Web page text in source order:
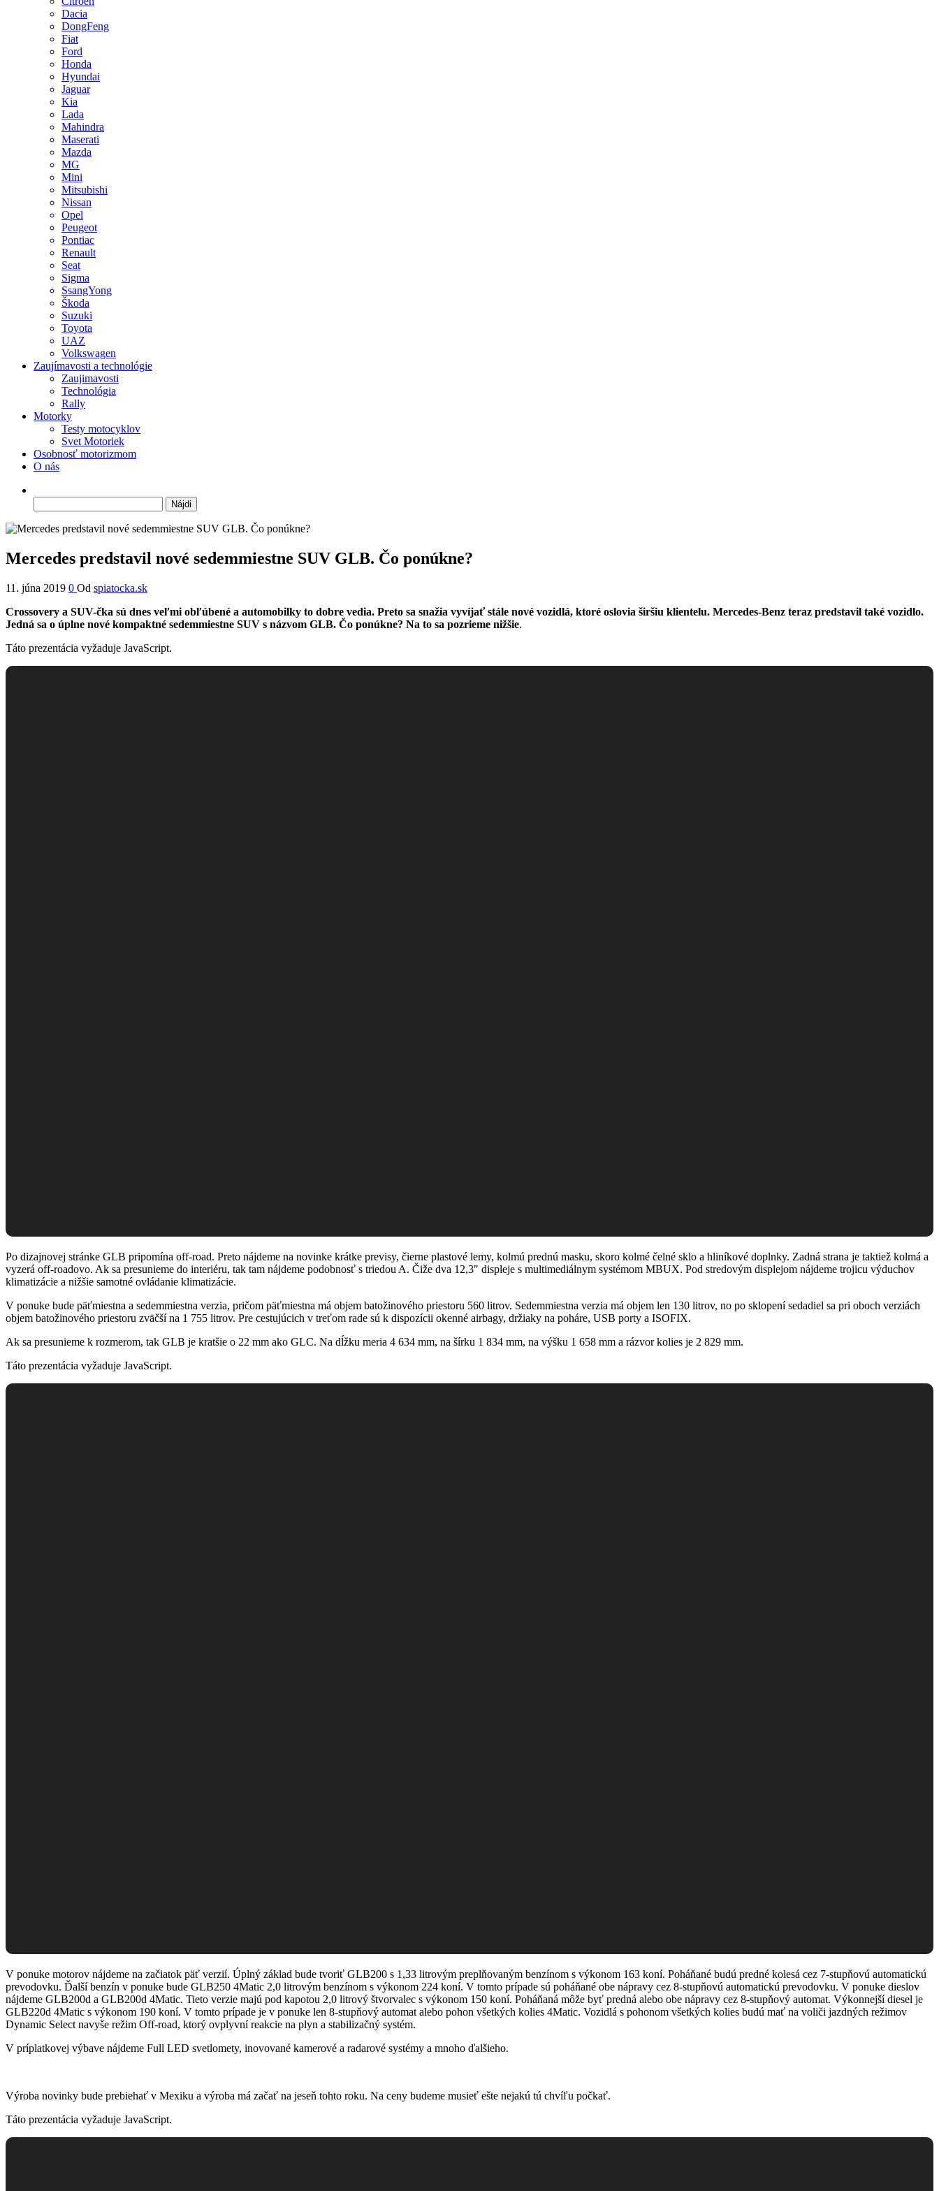
Dacia
DongFeng
Fiat
Ford
Honda
Hyundai
Jaguar
Kia
Lada
Mahindra
Maserati
Mazda
MG
Mini
Mitsubishi
Nissan
Opel
Peugeot
Pontiac
Renault
Seat
Sigma
SsangYong
Škoda
Suzuki
Toyota
UAZ
Volkswagen
Zaujímavosti a technológie
Zaujimavosti
Technológia
Rally
Motorky
Testy motocyklov
Svet Motoriek
Osobnosť motorizmom
O nás
Mercedes predstavil nové sedemmiestne SUV GLB. Čo ponúkne?
11. júna 2019 0 Od spiatocka.sk
Crossovery a SUV-čka sú dnes veľmi obľúbené a automobilky to dobre vedia. Preto sa snažia vyvíjať stále nové vozidlá, ktoré oslovia širšiu klientelu. Mercedes-Benz teraz predstavil také vozidlo.
Jedná sa o úplne nové kompaktné sedemmiestne SUV s názvom GLB. Čo ponúkne? Na to sa pozrieme nižšie.
Táto prezentácia vyžaduje JavaScript.
Po dizajnovej stránke GLB pripomína off-road. Preto nájdeme na novinke krátke previsy, čierne plastové lemy, kolmú prednú masku, skoro kolmé čelné sklo a hliníkové doplnky. Zadná strana je taktiež kolmá a
vyzerá off-roadovo. Ak sa presunieme do interiéru, tak tam nájdeme podobnosť s triedou A. Čiže dva 12,3″ displeje s multimediálnym systémom MBUX. Pod stredovým displejom nájdeme trojicu výduchov
klimatizácie a nižšie samotné ovládanie klimatizácie.
V ponuke bude päťmiestna a sedemmiestna verzia, pričom päťmiestna má objem batožinového priestoru 560 litrov. Sedemmiestna verzia má objem len 130 litrov, no po sklopení sedadiel sa pri oboch verziách
objem batožinového priestoru zväčší na 1 755 litrov. Pre cestujúcich v treťom rade sú k dispozícii okenné airbagy, držiaky na poháre, USB porty a ISOFIX.
Ak sa presunieme k rozmerom, tak GLB je kratšie o 22 mm ako GLC. Na dĺžku meria 4 634 mm, na šírku 1 834 mm, na výšku 1 658 mm a rázvor kolies je 2 829 mm.
Táto prezentácia vyžaduje JavaScript.
V ponuke motorov nájdeme na začiatok päť verzií. Úplný základ bude tvoriť GLB200 s 1,33 litrovým preplňovaným benzínom s výkonom 163 koní. Poháňané budú predné kolesá cez 7-stupňovú automatickú
prevodovku. Ďalší benzín v ponuke bude GLB250 4Matic 2,0 litrovým benzínom s výkonom 224 koní. V tomto prípade sú poháňané obe nápravy cez 8-stupňovú automatickú prevodovku. V ponuke dieslov
nájdeme GLB200d a GLB200d 4Matic. Tieto verzie majú pod kapotou 2,0 litrový štvorvalec s výkonom 150 koní. Poháňaná môže byť predná alebo obe nápravy cez 8-stupňový automat. Výkonnejší diesel je
GLB220d 4Matic s výkonom 190 koní. V tomto prípade je v ponuke len 8-stupňový automat alebo pohon všetkých kolies 4Matic. Vozidlá s pohonom všetkých kolies budú mať na voliči jazdných režimov
Dynamic Select navyše režim Off-road, ktorý ovplyvní reakcie na plyn a stabilizačný systém.
V príplatkovej výbave nájdeme Full LED svetlomety, inovované kamerové a radarové systémy a mnoho ďalšieho.
Výroba novinky bude prebiehať v Mexiku a výroba má začať na jeseň tohto roku. Na ceny budeme musieť ešte nejakú tú chvíľu počkať.
Táto prezentácia vyžaduje JavaScript.